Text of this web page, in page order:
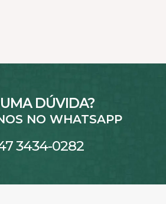
DÚVIDA?
NO WHATSAPP
3434-0282